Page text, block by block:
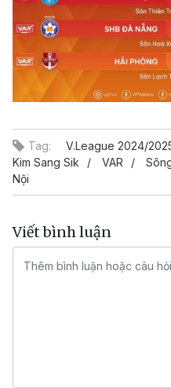
Tag: V.League 2024/
Kim Sang Sik
VAR
Nội
Viết bình luận